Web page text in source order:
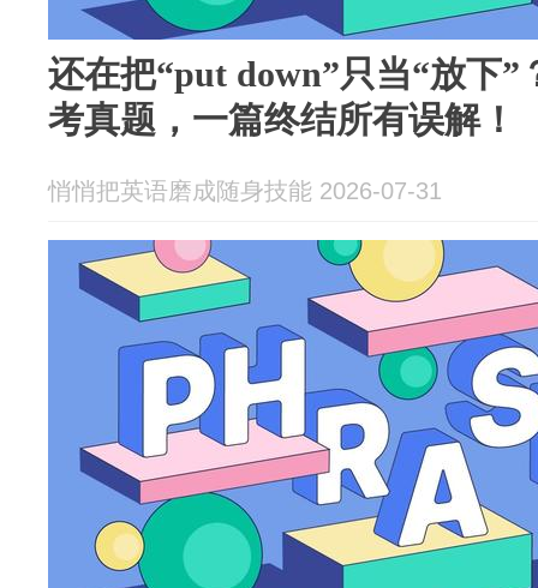
还在把“put down”只当“放下”
考真题，一篇终结所有误解！
悄悄把英语磨成随身技能 2026-07-31